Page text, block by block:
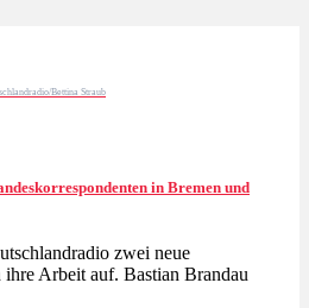
Bettina Straub
in Bremen und
zwei neue
ihre Arbeit auf. Bastian Brandau